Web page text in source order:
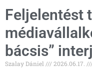
Feljelentést
bácsis”
Szalay Dániel 2026.06.17.